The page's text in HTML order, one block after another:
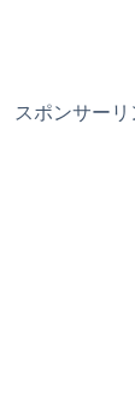
スポンサーリ